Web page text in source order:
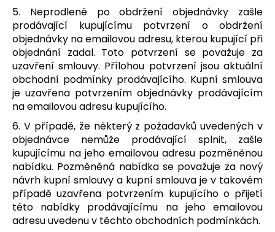
5. Neprodleně po obdržení objednávky zašle
prodávající kupujícímu potvrzení o obdržení
objednávky na emailovou adresu, kterou kupující při
objednání zadal. Toto potvrzení se považuje za
uzavření smlouvy. Přílohou potvrzení jsou aktuální
obchodní podmínky prodávajícího. Kupní smlouva
je uzavřena potvrzením objednávky prodávajícím
na emailovou adresu kupujícího.
6. V případě, že některý z požadavků uvedených v
objednávce nemůže prodávající splnit, zašle
kupujícímu na jeho emailovou adresu pozměněnou
nabídku. Pozměněná nabídka se považuje za nový
návrh kupní smlouvy a kupní smlouva je v takovém
případě uzavřena potvrzením kupujícího o přijetí
této nabídky prodávajícímu na jeho emailovou
adresu uvedenu v těchto obchodních podmínkách.